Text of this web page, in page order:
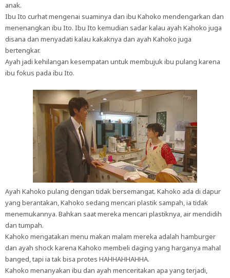
anak.
Ibu Ito curhat mengenai suaminya dan ibu Kahoko mendengarkan dan
menenangkan ibu Ito. Ibu Ito kemudian sadar kalau ayah Kahoko juga
disana dan menyadati kalau kakaknya dan ayah Kahoko juga
bertengkar.
Ayah jadi kehilangan kesempatan untuk membujuk ibu pulang karena
ibu fokus pada ibu Ito.
Ayah Kahoko pulang dengan tidak bersemangat. Kahoko ada di dapur
yang berantakan, Kahoko sedang mencari plastik sampah, ia tidak
menemukannya. Bahkan saat mereka mencari plastiknya, air mendidih
dan tumpah.
Kahoko mengatakan menu makan malam mereka adalah hamburger
dan ayah shock karena Kahoko membeli daging yang harganya mahal
banged, tapi ia tak bisa protes HAHHAHHAHHA.
Kahoko menanyakan ibu dan ayah menceritakan apa yang terjadi,